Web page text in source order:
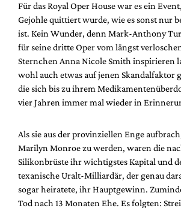
Alle Hefte
Leseproben
Podcast
Service
Shop / Abo
Redaktion
Autor:innen
Partner
Mediadaten
Für das Royal Oper House war es ein
Gejohle quittiert wurde, wie es sonst nur
ist. Kein Wunder, denn Mark-Anthony
für seine dritte Oper vom längst
Sternchen Anna Nicole Smith inspirieren
wohl auch etwas auf jenen Skandalfaktor
die sich bis zu ihrem
vier Jahren immer mal wieder in
Als sie aus der provinziellen Enge
Marilyn Monroe zu werden, waren die
Silikonbrüste ihr wichtigstes Kapital und
texanische Uralt-Milliardär, der genau
sogar heiratete, ihr Hauptgewinn.
Tod nach 13 Monaten Ehe. Es folgten: